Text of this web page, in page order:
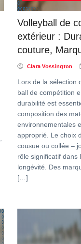
Volleyball de
extérieur :
couture,
Clara Vossington
Lors de la sélection
ball de compétition
durabilité est
composition des
environnementales
approprié. Le choix
cousue ou collée –
rôle significatif dans
longévité. Des
[…]